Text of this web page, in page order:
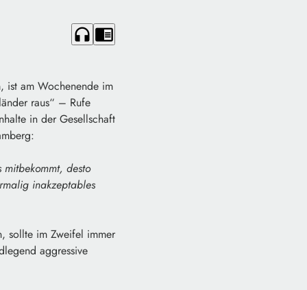
headphones chrome_reader_mode
ist am Wochenende im
raus“ – Rufe
in der Gesellschaft
desto
inakzeptables
sollte im Zweifel immer
aggressive